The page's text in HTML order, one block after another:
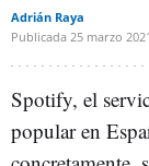
Adrián Raya
Publicada 25 marzo 2021
Spotify, el
popular en